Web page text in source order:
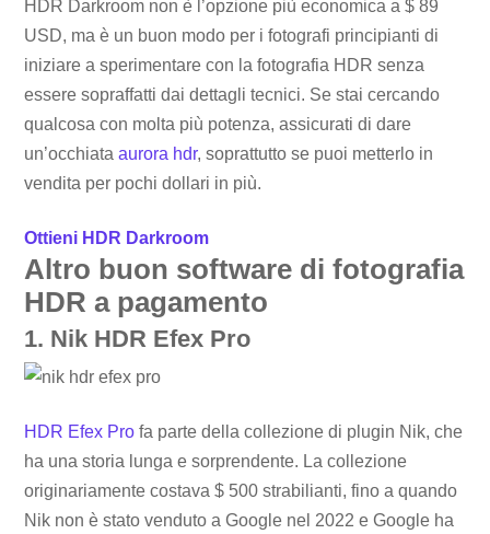
HDR Darkroom non è l’opzione più economica a $ 89
USD, ma è un buon modo per i fotografi principianti di
iniziare a sperimentare con la fotografia HDR senza
essere sopraffatti dai dettagli tecnici. Se stai cercando
qualcosa con molta più potenza, assicurati di dare
un’occhiataaurora hdr, soprattutto se puoi metterlo in
vendita per pochi dollari in più.
Ottieni HDR Darkroom
Altro buon software di fotografia
HDR a pagamento
1. Nik HDR Efex Pro
HDR Efex Pro fa parte della collezione di plugin Nik, che
ha una storia lunga e sorprendente. La collezione
originariamente costava $ 500 strabilianti, fino a quando
Nik non è stato venduto a Google nel 2022 e Google ha